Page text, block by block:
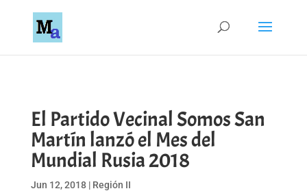
El Partido Vecinal Somos San
Martín lanzó el Mes del
Mundial Rusia 2018
Jun 12, 2018| Región II